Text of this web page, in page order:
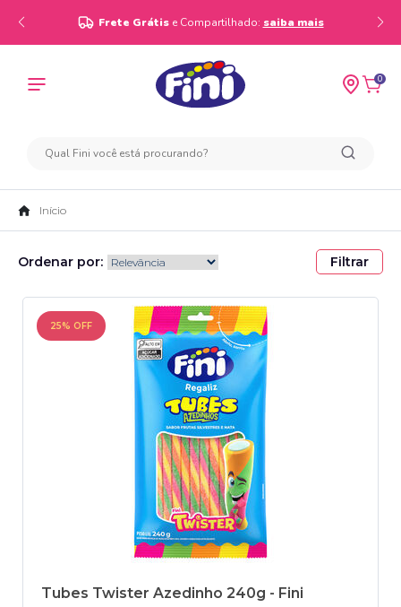
Frete Grátis e Compartilhado: saiba mais
0
Início
Ordenar por: Filtrar
25% OFF
Tubes Twister Azedinho 240g - Fini